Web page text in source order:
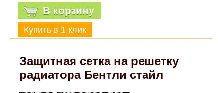
В корзину
Защитная сетка на решетку
радиатора Бентли стайл